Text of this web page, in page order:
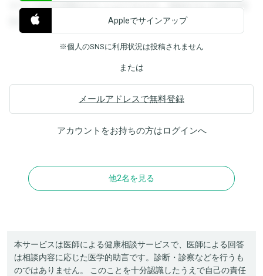
すると回答を閲覧することができます。登録すると回答を閲
覧することができます。
Appleでサインアップ
※個人のSNSに利用状況は投稿されません
または
メールアドレスで無料登録
アカウントをお持ちの方はログインへ
他2名を見る
本サービスは医師による健康相談サービスで、医師による回答
は相談内容に応じた医学的助言です。診断・診察などを行うも
のではありません。 このことを十分認識したうえで自己の責任